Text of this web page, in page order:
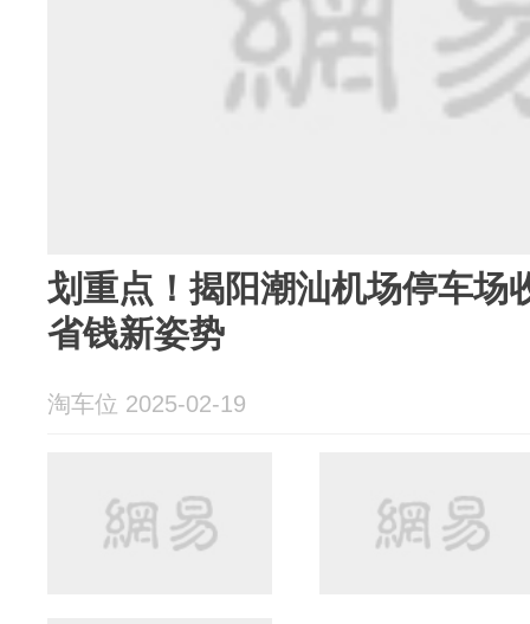
划重点！揭阳潮汕机场停车场
省钱新姿势
淘车位 2025-02-19